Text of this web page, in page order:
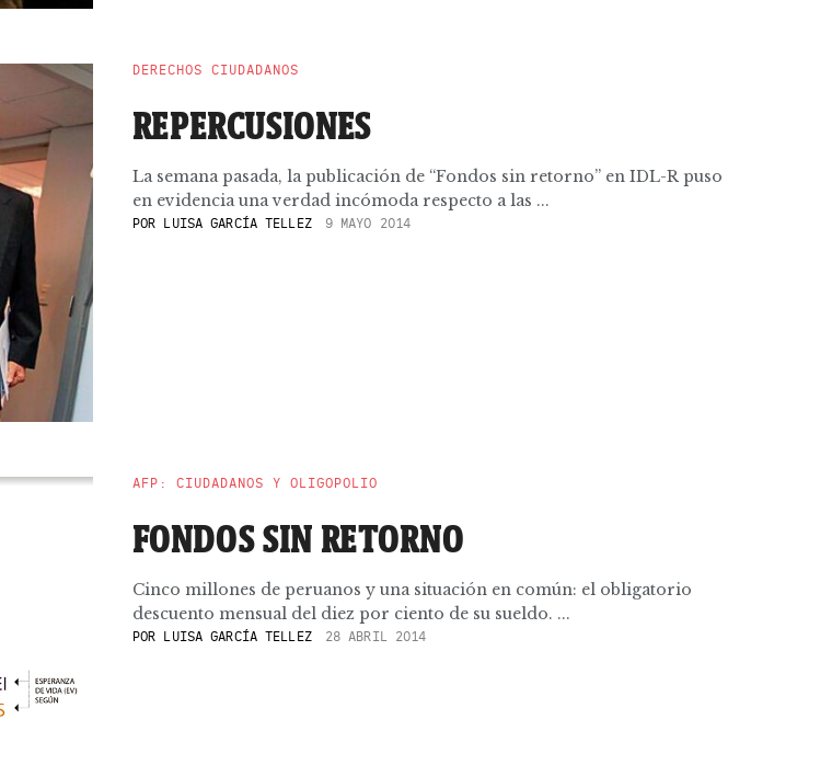
DERECHOS CIUDADANOS
REPERCUSIONES
La semana pasada, la publicación de “Fondos sin retorno” en IDL-R puso
en evidencia una verdad incómoda respecto a las ...
POR LUISA GARCÍA TELLEZ 9 MAYO 2014
AFP: CIUDADANOS Y OLIGOPOLIO
FONDOS SIN RETORNO
Cinco millones de peruanos y una situación en común: el obligatorio
descuento mensual del diez por ciento de su sueldo. ...
POR LUISA GARCÍA TELLEZ 28 ABRIL 2014